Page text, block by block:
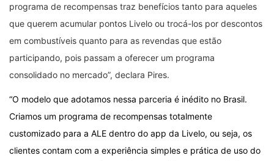
programa de recompensas traz benefícios tanto para aqueles
que querem acumular pontos Livelo ou trocá-los por descontos
em combustíveis quanto para as revendas que estão
participando, pois passam a oferecer um programa
consolidado no mercado”, declara Pires.
“O modelo que adotamos nessa parceria é inédito no Brasil.
Criamos um programa de recompensas totalmente
customizado para a ALE dentro do app da Livelo, ou seja, os
clientes contam com a experiência simples e prática de uso do